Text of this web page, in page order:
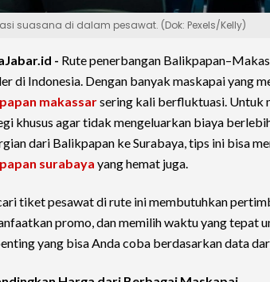
suasana di dalam pesawat. (Dok: Pexels/Kelly)
- Rute penerbangan
di Indonesia. Dengan banyak maskapai yang
makassarsering kali berfluktuasi. Untuk
khusus agar tidak mengeluarkan biaya
dari Balikpapan ke Surabaya, tips ini bisa
surabaya yang hemat juga.
tiket pesawat di rute ini membutuhkan
promo, dan memilih waktu yang tepat
yang bisa Anda coba berdasarkan data